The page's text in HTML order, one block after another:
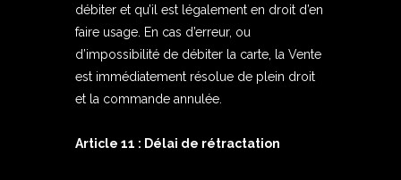
débiter et qu’il est légalement en droit d’en
faire usage. En cas d’erreur, ou
d’impossibilité de débiter la carte, la Vente
est immédiatement résolue de plein droit
et la commande annulée.
Article 11 : Délai de rétractation